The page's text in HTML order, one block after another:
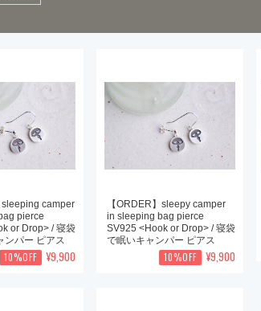
sleeping camper
pierce
or Drop> / 寝袋
ンパー ピアス
10%OFF ¥9,900
【ORDER】sleepy camper
in sleeping bag pierce
SV925 <Hook or Drop> / 寝袋
で眠いキャンパー ピアス
10%OFF ¥9,900